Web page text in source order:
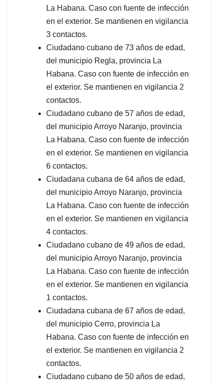
La Habana. Caso con fuente de infección
en el exterior. Se mantienen en vigilancia
3 contactos.
Ciudadano cubano de 73 años de edad,
del municipio Regla, provincia La
Habana. Caso con fuente de infección en
el exterior. Se mantienen en vigilancia 2
contactos.
Ciudadano cubano de 57 años de edad,
del municipio Arroyo Naranjo, provincia
La Habana. Caso con fuente de infección
en el exterior. Se mantienen en vigilancia
6 contactos.
Ciudadana cubana de 64 años de edad,
del municipio Arroyo Naranjo, provincia
La Habana. Caso con fuente de infección
en el exterior. Se mantienen en vigilancia
4 contactos.
Ciudadano cubano de 49 años de edad,
del municipio Arroyo Naranjo, provincia
La Habana. Caso con fuente de infección
en el exterior. Se mantienen en vigilancia
1 contactos.
Ciudadana cubana de 67 años de edad,
del municipio Cerro, provincia La
Habana. Caso con fuente de infección en
el exterior. Se mantienen en vigilancia 2
contactos.
Ciudadano cubano de 50 años de edad,